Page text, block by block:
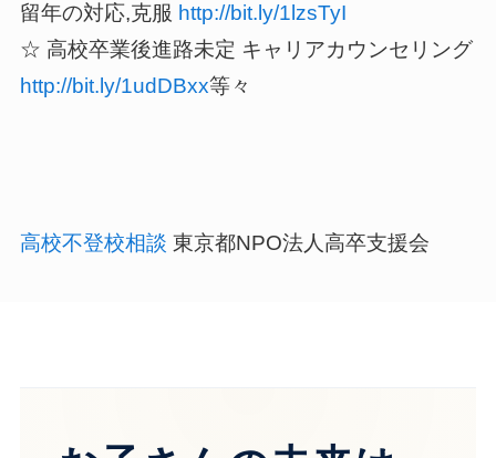
留年の対応,克服 http://bit.ly/1lzsTyI
☆ 高校卒業後進路未定 キャリアカウンセリング
http://bit.ly/1udDBxx等々
高校不登校相談 東京都NPO法人高卒支援会